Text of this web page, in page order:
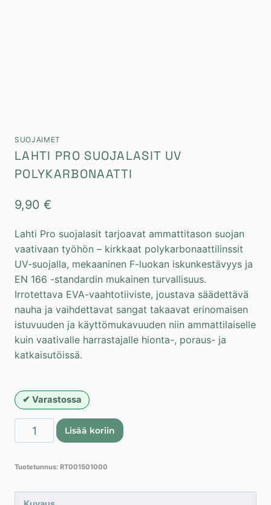
SUOJAIMET
LAHTI PRO SUOJALASIT UV
POLYKARBONAATTI
9,90 €
Lahti Pro suojalasit tarjoavat ammattitason suojan
vaativaan työhön – kirkkaat polykarbonaattilinssit
UV-suojalla, mekaaninen F-luokan iskunkestävyys ja
EN 166 -standardin mukainen turvallisuus.
Irrotettava EVA-vaahtotiiviste, joustava säädettävä
nauha ja vaihdettavat sangat takaavat erinomaisen
istuvuuden ja käyttömukavuuden niin ammattilaiselle
kuin vaativalle harrastajalle hionta-, poraus- ja
katkaisutöissä.
Varastossa
Lahti
Pro
UV
määrä
Lisää koriin
Tuotetunnus: RT001501000